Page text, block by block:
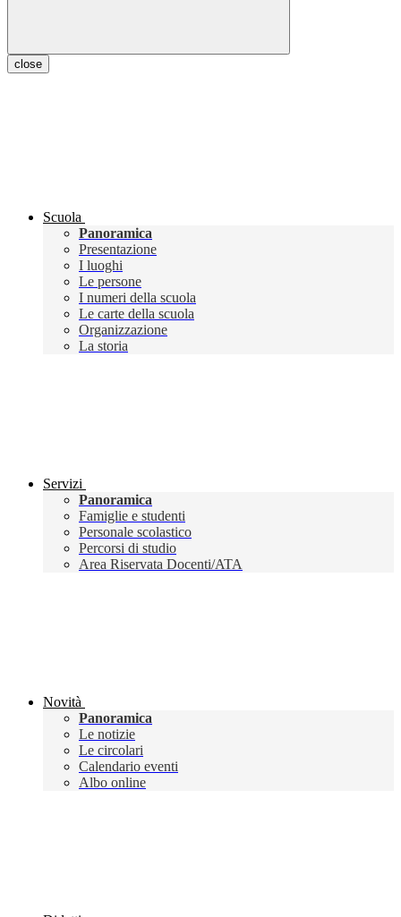
close
Scuola
Panoramica
Presentazione
I luoghi
Le persone
I numeri della scuola
Le carte della scuola
Organizzazione
La storia
Servizi
Panoramica
Famiglie e studenti
Personale scolastico
Percorsi di studio
Area Riservata Docenti/ATA
Novità
Panoramica
Le notizie
Le circolari
Calendario eventi
Albo online